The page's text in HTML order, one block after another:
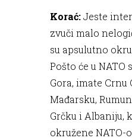
Korać:Jeste
zvuči malo
su apsulutno
Pošto će u NATO
Gora, imate Crnu
Mađarsku,
Grčku i Albaniju,
okružene NATO-